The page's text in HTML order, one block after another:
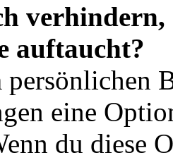
verhindern,
auftaucht?
persönlichen
eine
du diese